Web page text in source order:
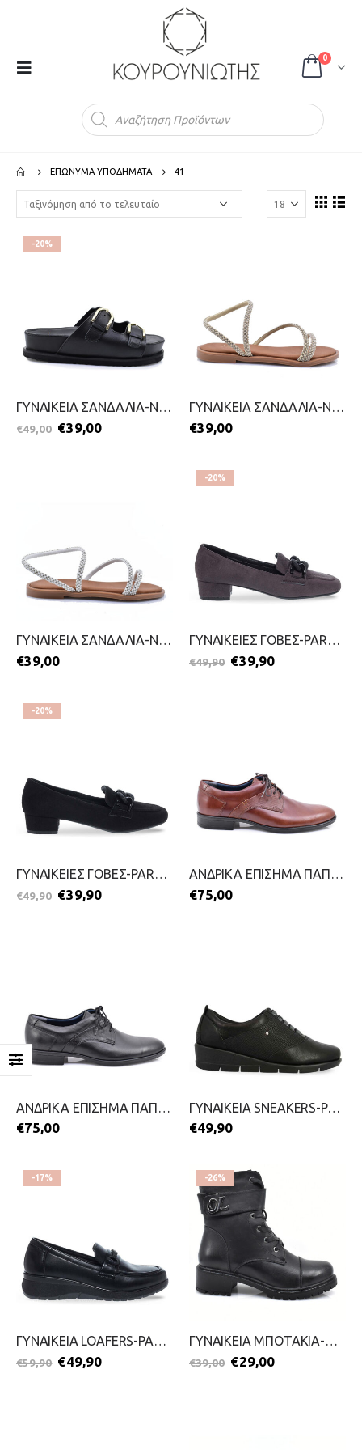
0
ΕΠΩΝΥΜΑ ΥΠΟΔΗΜΑΤΑ 41
-20%
ΓΥΝΑΙΚΕΙΑ ΣΑΝΔΑΛΙΑ-NAMMO’S-2699-0410-ΜΑΥΡΟ
€49,00 €39,00
ΓΥΝΑΙΚΕΙΑ ΣΑΝΔΑΛΙΑ-NIKOL-2499-0536-ΜΠΕΖ
€39,00
ΓΥΝΑΙΚΕΙΑ ΣΑΝΔΑΛΙΑ-NIKOL-2499-0536-ΛΕΥΚΟ
€39,00
-20%
ΓΥΝΑΙΚΕΙΕΣ ΓΟΒΕΣ-PAREX-2511-0327-ΓΚΡΙ
€49,90 €39,90
-20%
ΓΥΝΑΙΚΕΙΕΣ ΓΟΒΕΣ-PAREX-2511-0327-ΜΑΥΡΟ
€49,90 €39,90
ΑΝΔΡΙΚΑ ΕΠΙΣΗΜΑ ΠΑΠΟΥΤΣΙΑ-STEVE KOMMON-2411-0413-ΤΑΜΠΑ
€75,00
ΑΝΔΡΙΚΑ ΕΠΙΣΗΜΑ ΠΑΠΟΥΤΣΙΑ-STEVE KOMMON-2411-0413-ΜΑΥΡΟ
€75,00
ΓΥΝΑΙΚΕΙΑ SNEAKERS-PAREX-2111-0396-ΜΑΥΡΟ
€49,90
-17%
ΓΥΝΑΙΚΕΙΑ LOAFERS-PAREX-2511-0332-ΜΑΥΡΟ
€59,90 €49,90
-26%
ΓΥΝΑΙΚΕΙΑ ΜΠΟΤΑΚΙΑ-NIKOL-2211-0276-ΜΑΥΡΟ
€39,00 €29,00